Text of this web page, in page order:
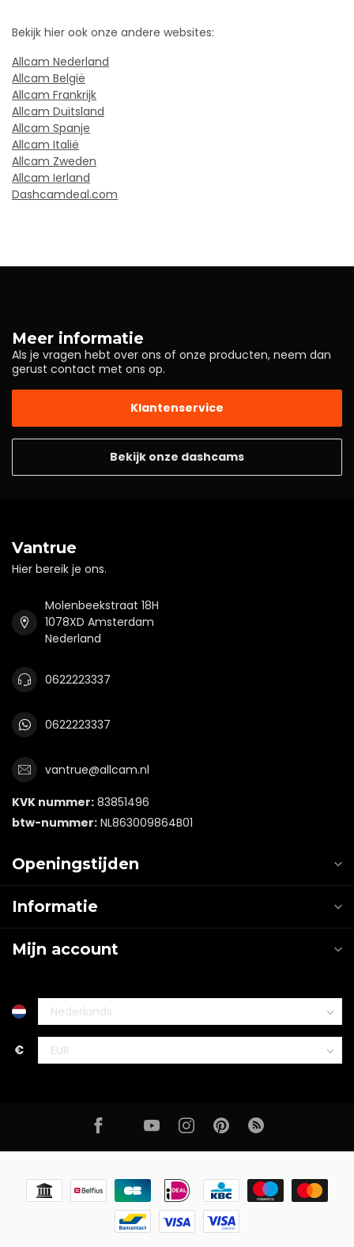
Bekijk hier ook onze andere websites:
Allcam Nederland
Allcam België
Allcam Frankrijk
Allcam Duitsland
Allcam Spanje
Allcam Italië
Allcam Zweden
Allcam Ierland
Dashcamdeal.com
Meer informatie
Als je vragen hebt over ons of onze producten, neem dan
gerust contact met ons op.
Klantenservice
Bekijk onze dashcams
Vantrue
Hier bereik je ons.
Molenbeekstraat 18H
1078XD Amsterdam
Nederland
0622223337
0622223337
vantrue@allcam.nl
KVK nummer: 83851496
btw-nummer: NL863009864B01
Openingstijden
Informatie
Mijn account
€